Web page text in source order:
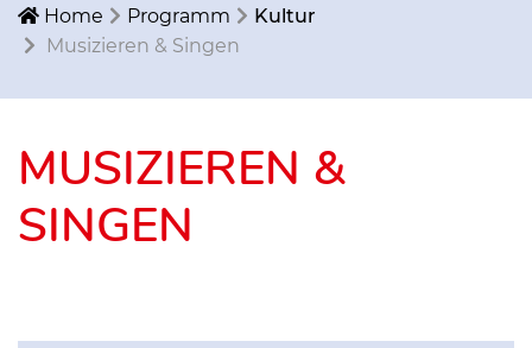
Home Programm
Kultur
Musizieren & Singen
MUSIZIEREN &
SINGEN